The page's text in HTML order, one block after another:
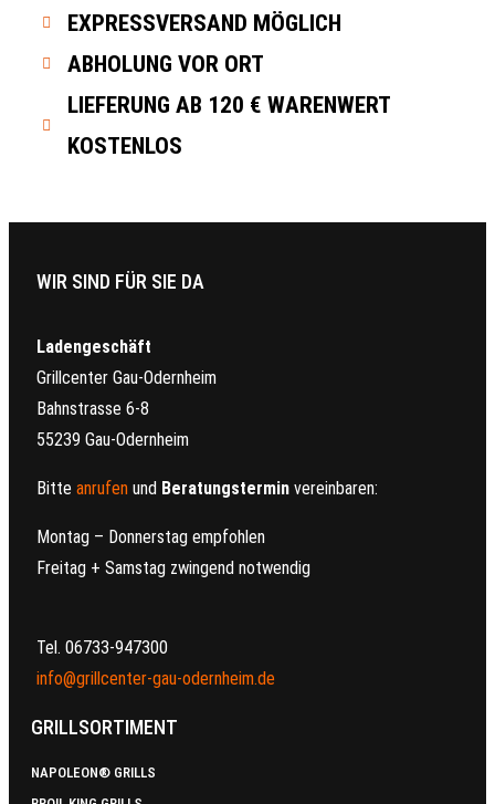
EXPRESSVERSAND MÖGLICH
ABHOLUNG VOR ORT
LIEFERUNG AB 120 € WARENWERT
KOSTENLOS
WIR SIND FÜR SIE DA
Ladengeschäft
Grillcenter Gau-Odernheim
Bahnstrasse 6-8
55239 Gau-Odernheim
Bitte anrufen und Beratungstermin vereinbaren:
Montag – Donnerstag empfohlen
Freitag + Samstag zwingend notwendig
Tel. 06733-947300
info@grillcenter-gau-odernheim.de
GRILLSORTIMENT
NAPOLEON® GRILLS